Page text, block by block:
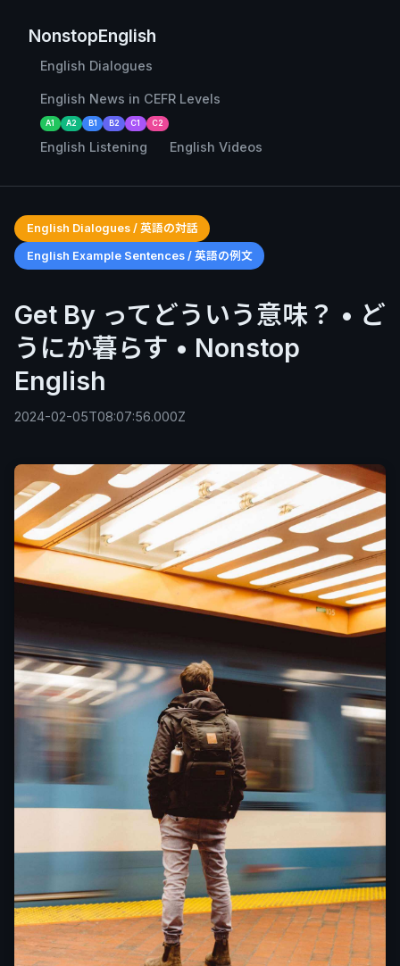
NonstopEnglish
English Dialogues
English News in CEFR Levels
A1 A2 B1 B2 C1 C2
English Listening English Videos
English Dialogues / 英語の対話
English Example Sentences / 英語の例文
Get By ってどういう意味？ • ど
うにか暮らす • Nonstop
English
2024-02-05T08:07:56.000Z